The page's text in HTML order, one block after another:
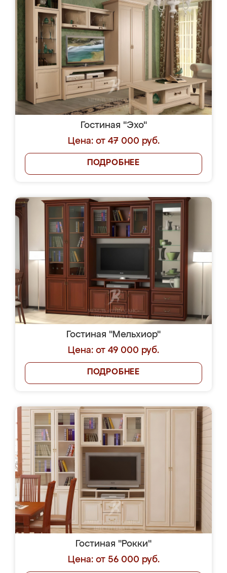
Гостиная "Эхо"
Цена: от 47 000 руб.
ПОДРОБНЕЕ
Гостиная "Мельхиор"
Цена: от 49 000 руб.
ПОДРОБНЕЕ
Гостиная "Рокки"
Цена: от 56 000 руб.